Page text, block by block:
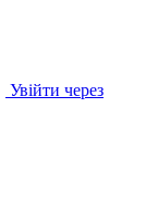
Увійти через